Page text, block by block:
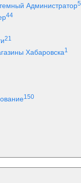
Администратор5
44
21
Хабаровска1
150